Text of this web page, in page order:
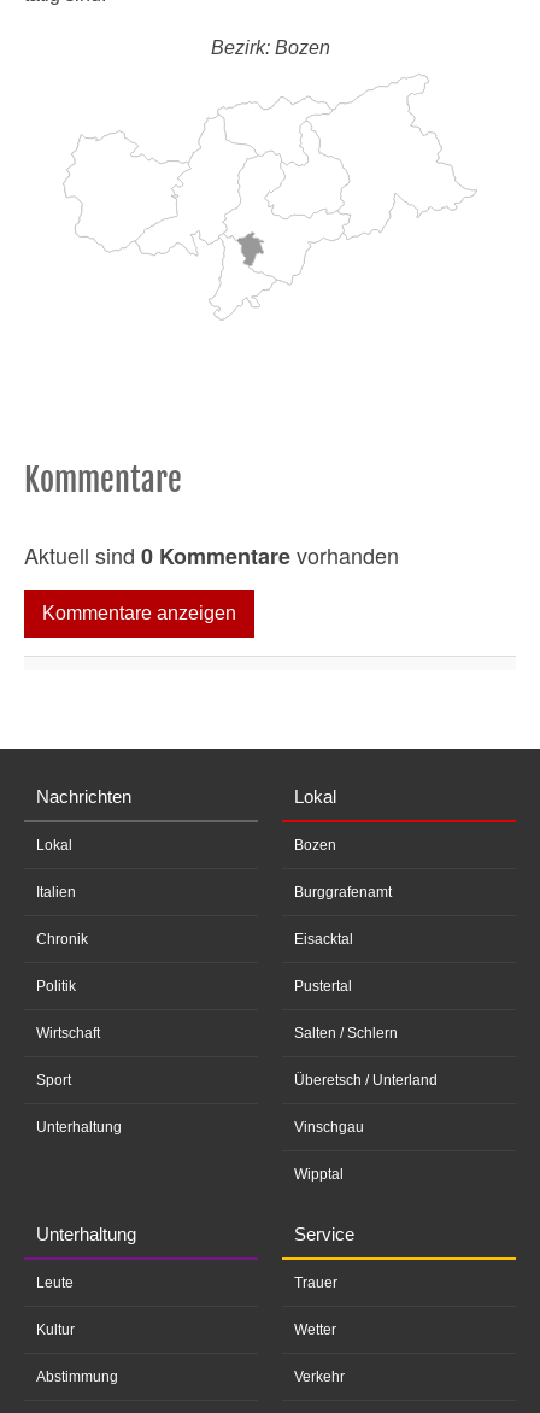
Bezirk: Bozen
Kommentare
Aktuell sind 0 Kommentarevorhanden
Kommentare anzeigen
Nachrichten
Lokal
Italien
Chronik
Politik
Wirtschaft
Sport
Unterhaltung
Lokal
Bozen
Burggrafenamt
Eisacktal
Pustertal
Salten / Schlern
Überetsch / Unterland
Vinschgau
Wipptal
Unterhaltung
Leute
Kultur
Abstimmung
Service
Trauer
Wetter
Verkehr